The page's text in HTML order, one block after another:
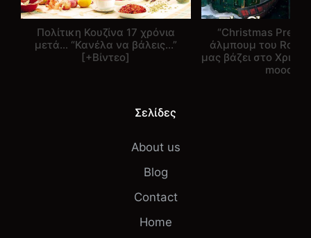
Πολίτικη Κουζίνα 17 χρόνια
μετά… “Κανέλα να βάλεις…”
[+Βίντεο]
“Christmas
άλμπουμ του
μας βάζει στο
mood!
Σελίδες
About us
Blog
Contact
Home